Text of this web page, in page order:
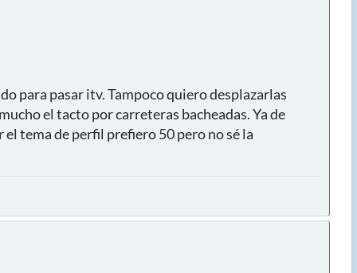
para pasar itv. Tampoco quiero desplazarlas
el tacto por carreteras bacheadas. Ya de
tema de perfil prefiero 50 pero no sé la